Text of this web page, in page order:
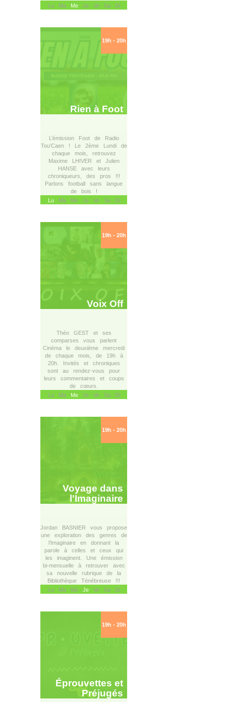
Lu Ma
MeJe Ve Sa Di
19h - 20h
Rien à Foot
L’émission Foot de Radio
Tou’Caen ! Le 2ème Lundi de
chaque mois, retrouvez
Maxime LHIVER et Julien
HANSE avec leurs
chroniqueurs, des pros !!!
Parlons football sans langue
de bois !
LuMa Me Je Ve Sa Di
19h - 20h
Voix Off
Théo GEST et ses
comparses vous parlent
Cinéma le deuxième mercredi
de chaque mois, de 19h à
20h. Invités et chroniques
sont au rendez-vous pour
leurs commentaires et coups
de cœurs.
Lu Ma
MeJe Ve Sa Di
19h - 20h
Voyage dans
l'Imaginaire
Jordan BASNIER vous propose
une exploration des genres de
l’Imaginaire en donnant la
parole à celles et ceux qui
les imaginent. Une émission
bi-mensuelle à retrouver avec
sa nouvelle rubrique de la
Bibliothèque Ténébreuse !!!
Lu Ma Me JeVe Sa Di
19h - 20h
Éprouvettes et
Préjugés